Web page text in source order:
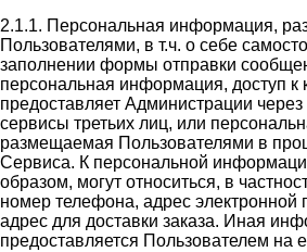
2.1.1. Персональная информация,
Пользователями, в т.ч. о себе
заполнении формы отправки
персональная информация, доступ к
предоставляет Администрации
сервисы третьих лиц, или
размещаемая Пользователями в
Сервиса. К персональной
образом, могут относиться, в
номер телефона, адрес электронной
адрес для доставки заказа. Иная
предоставляется Пользователем на